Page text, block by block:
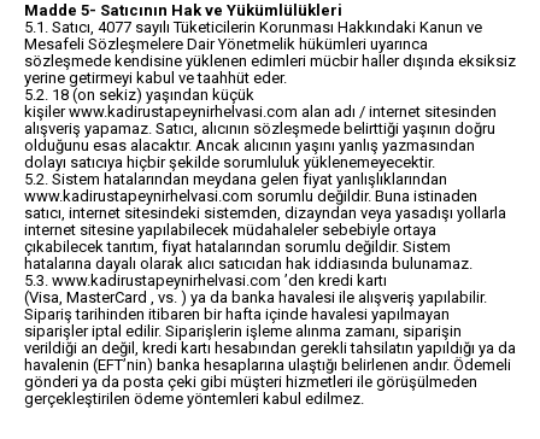
Madde 5- Satıcının Hak ve Yükümlülükleri
5.1. Satıcı, 4077 sayılı Tüketicilerin Korunması Hakkındaki Kanun ve
Mesafeli Sözleşmelere Dair Yönetmelik hükümleri uyarınca
sözleşmede kendisine yüklenen edimleri mücbir haller dışında eksiksiz
yerine getirmeyi kabul ve taahhüt eder.
5.2. 18 (on sekiz) yaşından küçük
kişiler www.kadirustapeynirhelvasi.com alan adı / internet sitesinden
alışveriş yapamaz. Satıcı, alıcının sözleşmede belirttiği yaşının doğru
olduğunu esas alacaktır. Ancak alıcının yaşını yanlış yazmasından
dolayı satıcıya hiçbir şekilde sorumluluk yüklenemeyecektir.
5.2. Sistem hatalarından meydana gelen fiyat yanlışlıklarından
www.kadirustapeynirhelvasi.com sorumlu değildir. Buna istinaden
satıcı, internet sitesindeki sistemden, dizayndan veya yasadışı yollarla
internet sitesine yapılabilecek müdahaleler sebebiyle ortaya
çıkabilecek tanıtım, fiyat hatalarından sorumlu değildir. Sistem
hatalarına dayalı olarak alıcı satıcıdan hak iddiasında bulunamaz.
5.3. www.kadirustapeynirhelvasi.com ’den kredi kartı
(Visa, MasterCard , vs. ) ya da banka havalesi ile alışveriş yapılabilir.
Sipariş tarihinden itibaren bir hafta içinde havalesi yapılmayan
siparişler iptal edilir. Siparişlerin işleme alınma zamanı, siparişin
verildiği an değil, kredi kartı hesabından gerekli tahsilatın yapıldığı ya da
havalenin (EFT’nin) banka hesaplarına ulaştığı belirlenen andır. Ödemeli
gönderi ya da posta çeki gibi müşteri hizmetleri ile görüşülmeden
gerçekleştirilen ödeme yöntemleri kabul edilmez.